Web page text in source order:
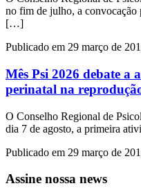
no fim de julho, a convocação
[…]
Publicado em 29 março de
Mês Psi 2026 debate a
perinatal na
O Conselho Regional de
dia 7 de agosto, a primeira
Publicado em 29 março de
Assine nossa news